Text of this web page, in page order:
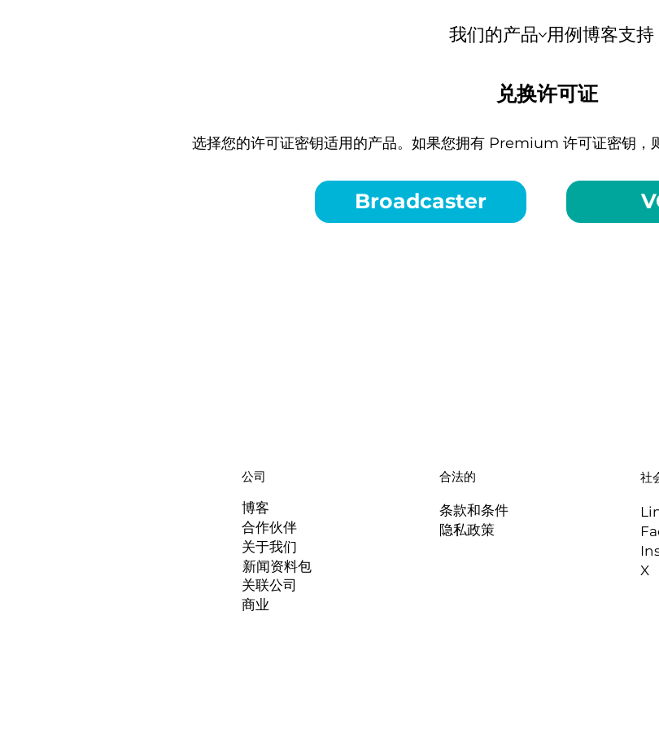
我们的产品 用例博客支持
兑换许可证
选择您的许可证密钥适用的产品。如果您拥有 Premium 许可证密钥，
Broadcaster
社
X
合法的
条款和条件
隐私政策
公司
博客
合作伙伴
关于我们
新闻资料包
关联公司
商业